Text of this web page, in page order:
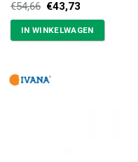
€54,66 Oorspronkelijke
prijs
was:
€54,66.
€43,73Huidige
is:
€43,73.
IN WINKELWAGEN